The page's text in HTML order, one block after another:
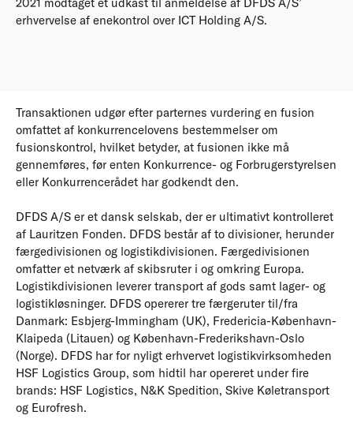
erhvervelse af enekontrol over ICT Holding A/S.
Transaktionen udgør efter parternes vurdering en fusion
omfattet af konkurrencelovens bestemmelser om
fusionskontrol, hvilket betyder, at fusionen ikke må
gennemføres, før enten Konkurrence- og Forbrugerstyrelsen
eller Konkurrencerådet har godkendt den.
DFDS A/S er et dansk selskab, der er ultimativt kontrolleret
af Lauritzen Fonden. DFDS består af to divisioner, herunder
færgedivisionen og logistikdivisionen. Færgedivisionen
omfatter et netværk af skibsruter i og omkring Europa.
Logistikdivisionen leverer transport af gods samt lager- og
logistikløsninger. DFDS opererer tre færgeruter til/fra
Danmark: Esbjerg-Immingham (UK), Fredericia-København-
Klaipeda (Litauen) og København-Frederikshavn-Oslo
(Norge). DFDS har for nyligt erhvervet logistikvirksomheden
HSF Logistics Group, som hidtil har opereret under fire
brands: HSF Logistics, N&K Spedition, Skive Køletransport
og Eurofresh.